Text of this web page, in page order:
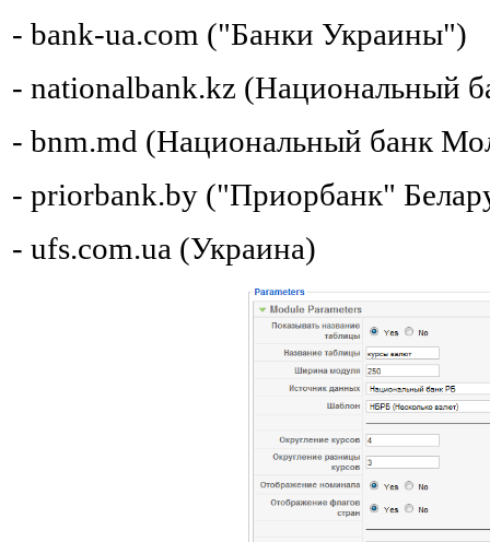
- bank-ua.com ("Банки Украины")
- nationalbank.kz (Национальный
- bnm.md (Национальный банк
- priorbank.by ("Приорбанк"
- ufs.com.ua (Украина)